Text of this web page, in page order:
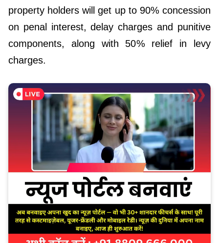
property holders will get up to 90% concession
on penal interest, delay charges and punitive
components, along with 50% relief in levy
charges.